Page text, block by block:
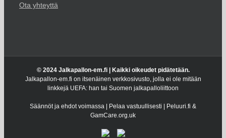
Ota yhteyttä
© 2024 Jalkapallon-em.fi | Kaikki oikeudet pidätetään.
Jalkapallon-em.fi on itsenäinen verkkosivusto, jolla ei ole mitään
linkkejä UEFA: han tai Suomen jalkapalloliittoon
Säännöt ja ehdot voimassa | Pelaa vastuullisesti | Peluuri.fi &
GamCare.org.uk